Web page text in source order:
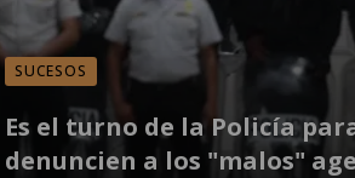
SUCESOS
Es el turno de la Policía
denuncien a los "malos"